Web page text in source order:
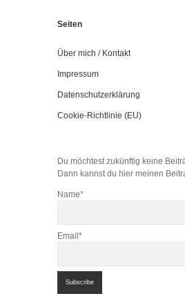
Seiten
Über mich / Kontakt
Impressum
Datenschutzerklärung
Cookie-Richtlinie (EU)
Du möchtest zukünftig keine
Dann kannst du hier meinen
Name*
Email*